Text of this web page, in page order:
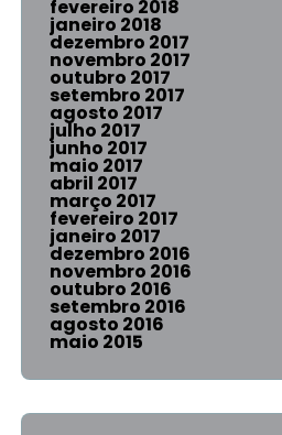
fevereiro 2018
janeiro 2018
dezembro 2017
novembro 2017
outubro 2017
setembro 2017
agosto 2017
julho 2017
junho 2017
maio 2017
abril 2017
março 2017
fevereiro 2017
janeiro 2017
dezembro 2016
novembro 2016
outubro 2016
setembro 2016
agosto 2016
maio 2015